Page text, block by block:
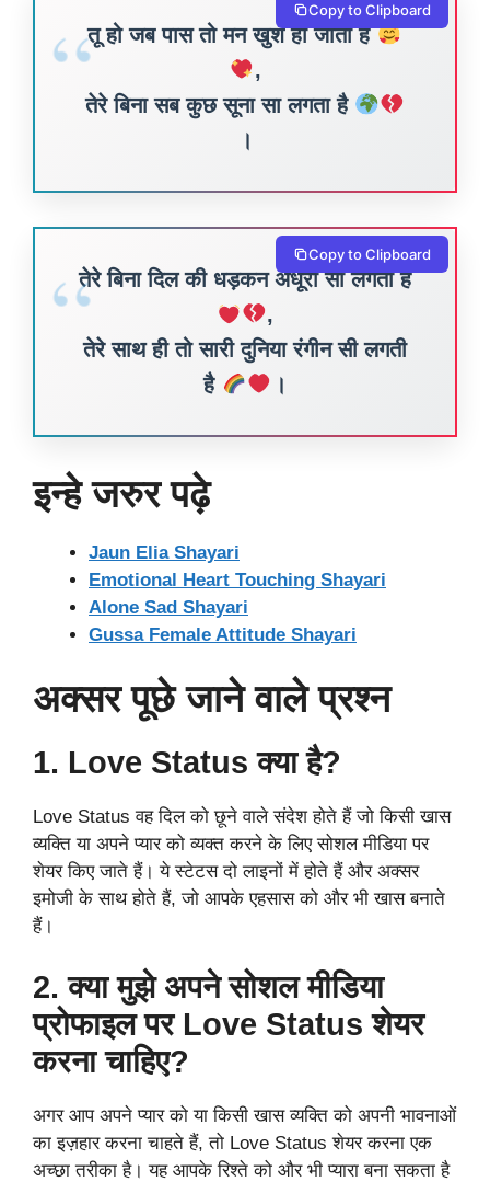
तू हो जब पास तो मन खुश हो जाता है
,
तेरे बिना सब कुछ सूना सा लगता है
।
Copy to Clipboard
तेरे बिना दिल की धड़कन अधूरी सी लगती है
,
तेरे साथ ही तो सारी दुनिया रंगीन सी लगती
है
।
Copy to Clipboard
इन्हे जरुर पढ़े
Jaun Elia Shayari
Emotional Heart Touching Shayari
Alone Sad Shayari
Gussa Female Attitude Shayari
अक्सर पूछे जाने वाले प्रश्न
1. Love Status क्या है?
Love Status वह दिल को छूने वाले संदेश होते हैं जो किसी खास
व्यक्ति या अपने प्यार को व्यक्त करने के लिए सोशल मीडिया पर
शेयर किए जाते हैं। ये स्टेटस दो लाइनों में होते हैं और अक्सर
इमोजी के साथ होते हैं, जो आपके एहसास को और भी खास बनाते
हैं।
2. क्या मुझे अपने सोशल मीडिया
प्रोफाइल पर Love Status शेयर
करना चाहिए?
अगर आप अपने प्यार को या किसी खास व्यक्ति को अपनी भावनाओं
का इज़हार करना चाहते हैं, तो Love Status शेयर करना एक
अच्छा तरीका है। यह आपके रिश्ते को और भी प्यारा बना सकता है